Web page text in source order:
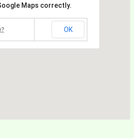
Maps correctly.
OK